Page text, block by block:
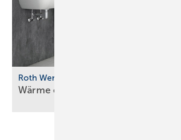
Roth Werke
Wärme einfach aus der